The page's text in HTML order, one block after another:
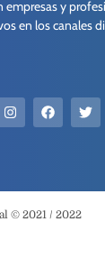
empresas y
en los canales
© 2021 / 2022